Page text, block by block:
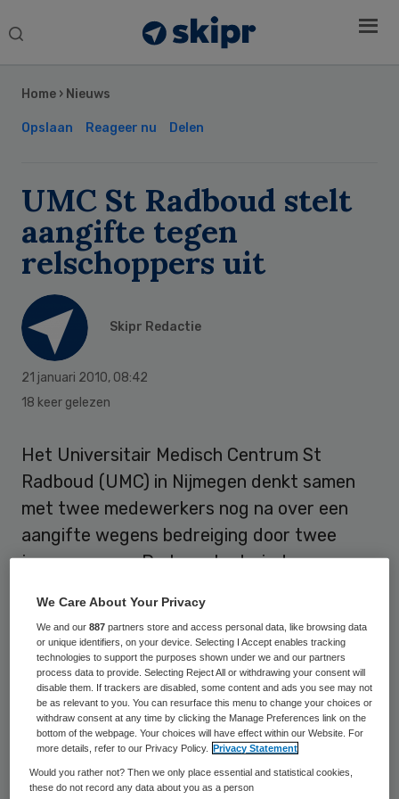
Search
Home › Nieuws
Opslaan Reageer nu Delen
UMC St Radboud stelt
aangifte tegen
relschoppers uit
Skipr Redactie
21 januari 2010, 08:42
18 keer gelezen
Het Universitair Medisch Centrum St
Radboud (UMC) in Nijmegen denkt samen
met twee medewerkers nog na over een
aangifte wegens bedreiging door twee
jonge mannen. De twee bedreigden
toen deze een man behandelden die de
jongens eerder hadden aangereden. De 50-
jarige man overleed in het ziekenhuis.
Aangifte tegen bedreigers
Bij eenaangifteworden de betrokkenen
Sidebar
We Care About Your Privacy
We and our887 partners store and access personal data, like browsing data
or unique identifiers, on your device. Selecting I Accept enables tracking
technologies to support the purposes shown under we and our partners
process data to provide. Selecting Reject All or withdrawing your consent will
disable them. If trackers are disabled, some content and ads you see may not
be as relevant to you. You can resurface this menu to change your choices or
withdraw consent at any time by clicking the Manage Preferences link on the
bottom of the webpage. Your choices will have effect within our Website. For
more details, refer to our Privacy Policy.
Privacy Statement
Would you rather not? Then we only place essential and statistical cookies,
these do not record any data about you as a person